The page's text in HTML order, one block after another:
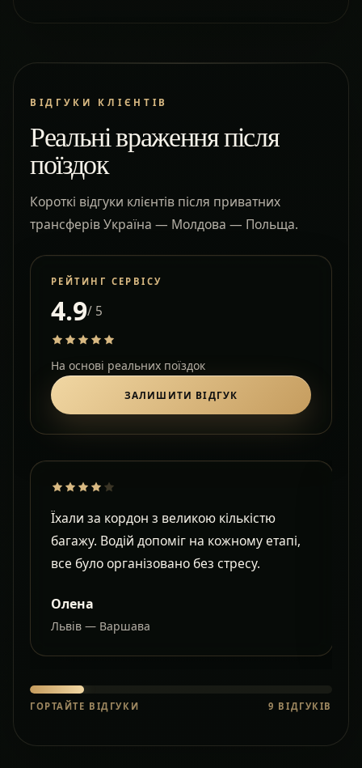
ВІДГУКИ КЛІЄНТІВ
Реальні враження після
поїздок
Короткі відгуки клієнтів після приватних
трансферів Україна — Молдова — Польща.
РЕЙТИНГ СЕРВІСУ
4.9/ 5
На основі реальних поїздок
ЗАЛИШИТИ ВІДГУК
Їхали за кордон з великою кількістю
багажу. Водій допоміг на кожному етапі,
все було організовано без стресу.
Олена
Львів — Варшава
ГОРТАЙТЕ ВІДГУКИ 9 ВІДГУКІВ